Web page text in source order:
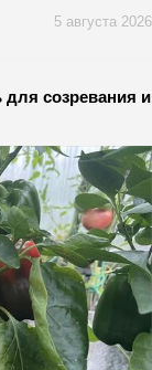
5 августа 2026
для созревания и